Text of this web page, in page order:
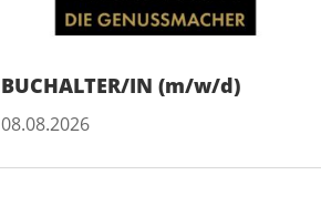
BUCHALTER/IN (m/w/d)
08.08.2026